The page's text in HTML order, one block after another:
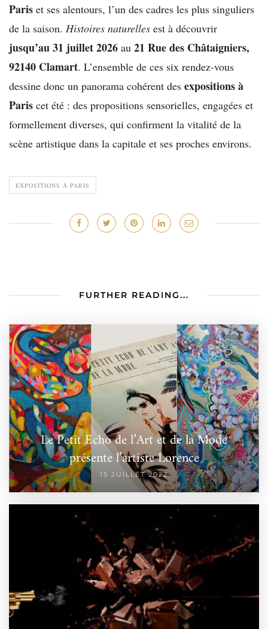
Paris et ses alentours, l’un des cadres les plus singuliers
de la saison. Histoires naturelles est à découvrir
jusqu’au 31 juillet 2026 au 21 Rue des Châtaigniers,
92140 Clamart. L’ensemble de ces six rendez-vous
dessine donc un panorama cohérent des expositions à
Paris cet été : des propositions sensorielles, engagées et
formellement diverses, qui confirment la vitalité de la
scène artistique dans la capitale et ses proches environs.
EXPOSITIONS À PARIS
FURTHER READING...
Le Petit Echo de l’Art et de la Mode
présente l’artiste Lorence
15 JUILLET 2022